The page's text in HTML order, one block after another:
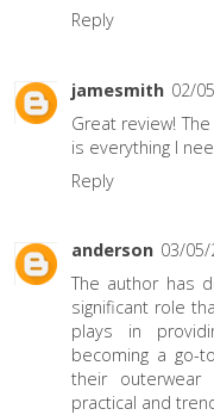
Reply
jamesmith 02/
Great review! The
is everything I
Reply
anderson 03/05/
The author has
significant role
plays in
becoming a go-
their
practical and